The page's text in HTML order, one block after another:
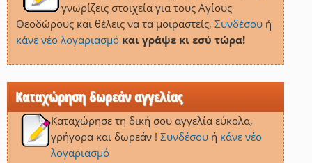
γνωρίζεις στοιχεία για τους Αγίους
Θεοδώρους και θέλεις να τα μοιραστείς, Συνδέσουή
κάνε νέο λογαριασμό και γράψε κι εσύ τώρα!
Καταχώρηση δωρεάν αγγελίας
Καταχώρησε τη δική σου αγγελία εύκολα,
γρήγορα και δωρεάν ! Συνδέσουή κάνε νέο
λογαριασμό